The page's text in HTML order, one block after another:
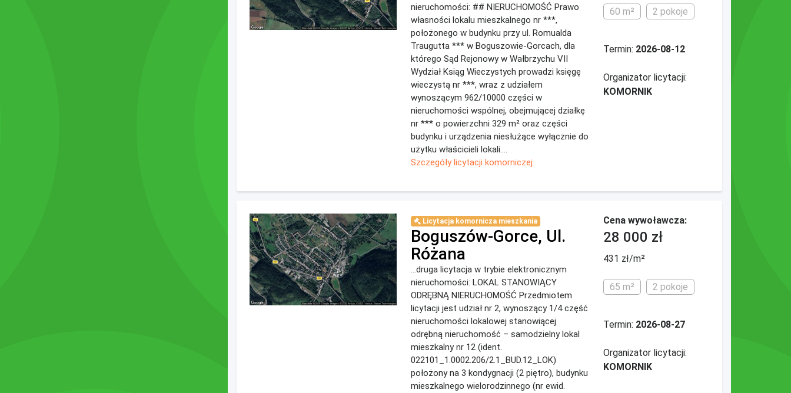
nieruchomości: ## NIERUCHOMOŚĆ Prawo
własności lokalu mieszkalnego nr ***,
położonego w budynku przy ul. Romualda
Traugutta *** w Boguszowie-Gorcach, dla
którego Sąd Rejonowy w Wałbrzychu VII
Wydział Ksiąg Wieczystych prowadzi księgę
wieczystą nr ***, wraz z udziałem
wynoszącym 962/10000 części w
nieruchomości wspólnej, obejmującej działkę
nr *** o powierzchni 329 m² oraz części
budynku i urządzenia niesłużące wyłącznie do
użytku właścicieli lokali....
Szczegóły licytacji komorniczej
60 m² 2 pokoje
Termin: 2026-08-12
Organizator licytacji:
KOMORNIK
Licytacja komornicza mieszkania
Boguszów-Gorce, Ul.
Różana
...druga licytacja w trybie elektronicznym
nieruchomości: LOKAL STANOWIĄCY
ODRĘBNĄ NIERUCHOMOŚĆ Przedmiotem
licytacji jest udział nr 2, wynoszący 1/4 część
nieruchomości lokalowej stanowiącej
odrębną nieruchomość – samodzielny lokal
mieszkalny nr 12 (ident.
022101_1.0002.206/2.1_BUD.12_LOK)
położony na 3 kondygnacji (2 piętro), budynku
mieszkalnego wielorodzinnego (nr ewid.
Cena wywoławcza:
28 000 zł
431 zł/m²
65 m² 2 pokoje
Termin: 2026-08-27
Organizator licytacji:
KOMORNIK